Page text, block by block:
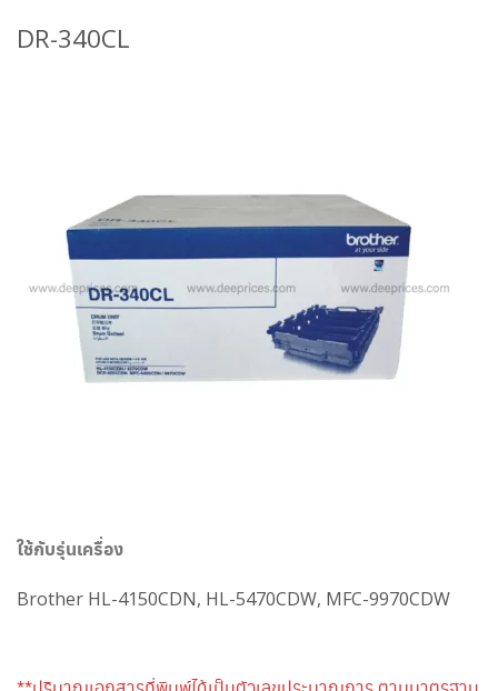
DR-340CL
ใช้กับรุ่นเครื่อง
Brother HL-4150CDN, HL-5470CDW, MFC-9970CDW